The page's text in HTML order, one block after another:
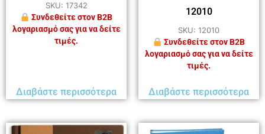
SKU: 17342
Συνδεθείτε στον B2B
λογαριασμό σας για να δείτε
τιμές.
Διαβάστε περισσότερα
12010
SKU: 12010
Συνδεθείτε στον B2B
λογαριασμό σας για να δείτε
τιμές.
Διαβάστε περισσότερα